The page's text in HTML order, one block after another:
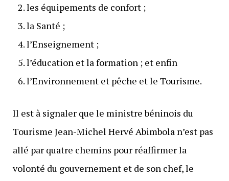
les équipements de confort ;
la Santé ;
l’Enseignement ;
l’éducation et la formation ; et enfin
l’Environnement et pêche et le Tourisme.
Il est à signaler que le ministre béninois du
Tourisme Jean-Michel Hervé Abimbola n’est pas
allé par quatre chemins pour réaffirmer la
volonté du gouvernement et de son chef, le